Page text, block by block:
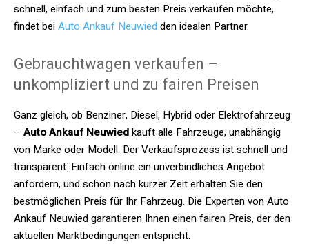
schnell, einfach und zum besten Preis verkaufen möchte,
findet beiAuto Ankauf Neuwied den idealen Partner.
Gebrauchtwagen verkaufen –
unkompliziert und zu fairen Preisen
Ganz gleich, ob Benziner, Diesel, Hybrid oder Elektrofahrzeug
– Auto Ankauf Neuwiedkauft alle Fahrzeuge, unabhängig
von Marke oder Modell. Der Verkaufsprozess ist schnell und
transparent: Einfach online ein unverbindliches Angebot
anfordern, und schon nach kurzer Zeit erhalten Sie den
bestmöglichen Preis für Ihr Fahrzeug. Die Experten von Auto
Ankauf Neuwied garantieren Ihnen einen fairen Preis, der den
aktuellen Marktbedingungen entspricht.